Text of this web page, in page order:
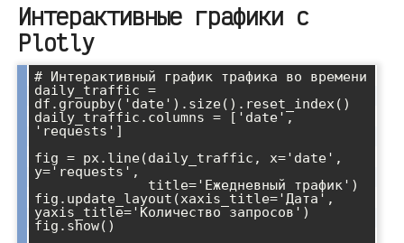
Интерактивные графики с
Plotly
# Интерактивный график трафика во времени
daily_traffic =
df.groupby('date').size().reset_index()
daily_traffic.columns = ['date',
'requests']
fig = px.line(daily_traffic, x='date',
y='requests',
fig.update_layout(xaxis_title='Дата',
yaxis_title='Количество запросов')
fig.show()